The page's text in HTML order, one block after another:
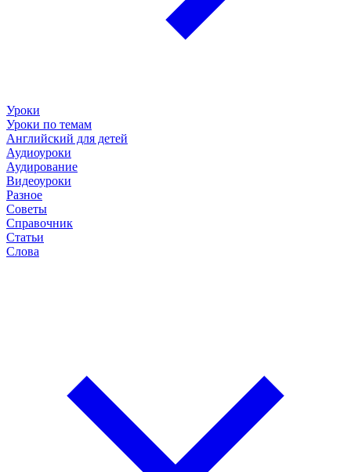
Уроки
Уроки по темам
Английский для детей
Аудиоуроки
Аудирование
Видеоуроки
Разное
Советы
Справочник
Статьи
Слова